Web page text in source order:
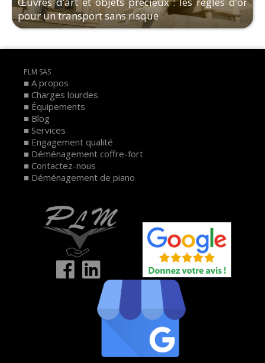
pour un transport sans risque
PLM SAS
A propos
Charges lourdes
Équipements
Blog
Services
Engagement qualité
Déménagement coffre-fort
Contactez-nous
Déménagement de piano